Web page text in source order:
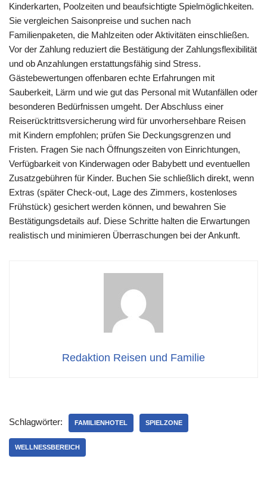
Kinderkarten, Poolzeiten und beaufsichtigte Spielmöglichkeiten.
Sie vergleichen Saisonpreise und suchen nach
Familienpaketen, die Mahlzeiten oder Aktivitäten einschließen.
Vor der Zahlung reduziert die Bestätigung der Zahlungsflexibilität
und ob Anzahlungen erstattungsfähig sind Stress.
Gästebewertungen offenbaren echte Erfahrungen mit
Sauberkeit, Lärm und wie gut das Personal mit Wutanfällen oder
besonderen Bedürfnissen umgeht. Der Abschluss einer
Reiserücktrittsversicherung wird für unvorhersehbare Reisen
mit Kindern empfohlen; prüfen Sie Deckungsgrenzen und
Fristen. Fragen Sie nach Öffnungszeiten von Einrichtungen,
Verfügbarkeit von Kinderwagen oder Babybett und eventuellen
Zusatzgebühren für Kinder. Buchen Sie schließlich direkt, wenn
Extras (später Check-out, Lage des Zimmers, kostenloses
Frühstück) gesichert werden können, und bewahren Sie
Bestätigungsdetails auf. Diese Schritte halten die Erwartungen
realistisch und minimieren Überraschungen bei der Ankunft.
Redaktion Reisen und Familie
Schlagwörter: FAMILIENHOTEL SPIELZONE
WELLNESSBEREICH